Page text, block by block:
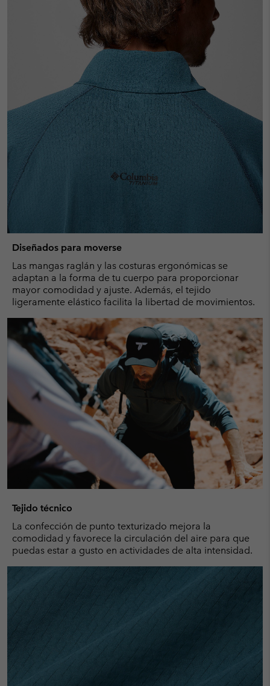
Diseñados para moverse
Las mangas raglán y las costuras ergonómicas se
adaptan a la forma de tu cuerpo para proporcionar
mayor comodidad y ajuste. Además, el tejido
ligeramente elástico facilita la libertad de movimientos.
Tejido técnico
La confección de punto texturizado mejora la
comodidad y favorece la circulación del aire para que
puedas estar a gusto en actividades de alta intensidad.